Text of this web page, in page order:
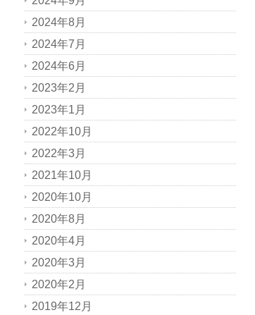
2024年8月
2024年7月
2024年6月
2023年2月
2023年1月
2022年10月
2022年3月
2021年10月
2020年10月
2020年8月
2020年4月
2020年3月
2020年2月
2019年12月